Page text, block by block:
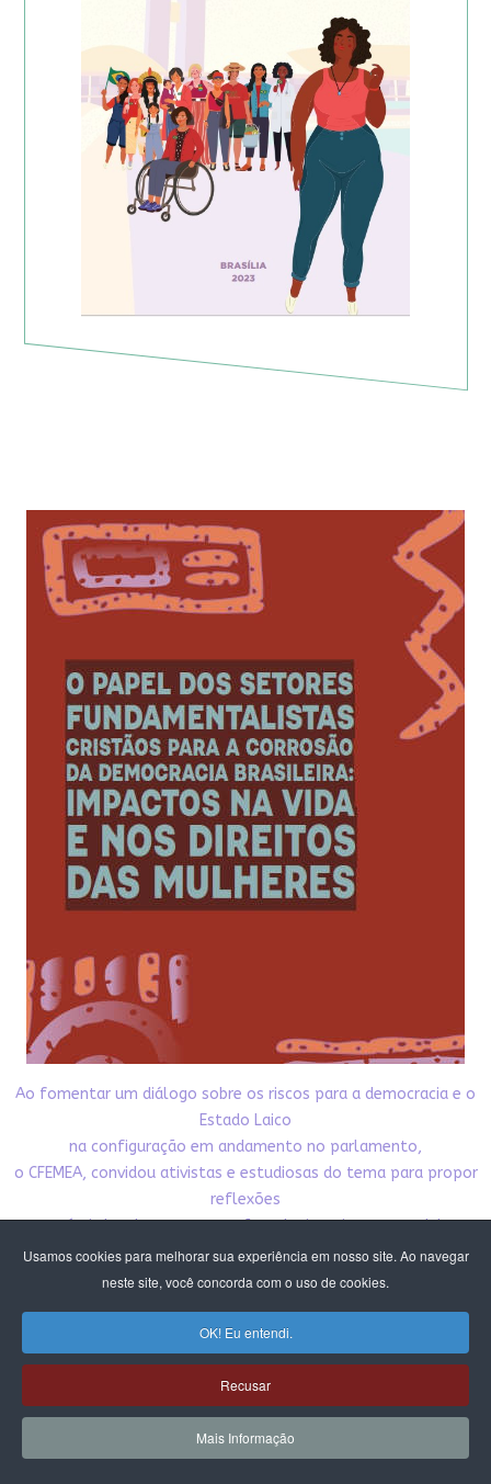
Usamos cookies para melhorar sua experiência em nosso site. Ao navegar
neste site, você concorda com o uso de cookies.
OK! Eu entendi.
Recusar
Mais Informação
Ao fomentar um diálogo sobre os riscos para a democracia e o
Estado Laico
na configuração em andamento no parlamento,
o CFEMEA, convidou ativistas e estudiosas do tema para propor
reflexões
e possíveis brechas para atuação coletiva, visto que o debate
da laicidade
está intrinsecamente ligado à autonomia sexual das mulheres
Nesta publicação damos acesso público aos textos
produzidos pelo debate. Esperamos que
contribua para nossa incidência pela democracia,
pelo Estado laico e pelos direitos das mulheres e meninas.
CLIQUE E BAIXE A PUBLICAÇÃO